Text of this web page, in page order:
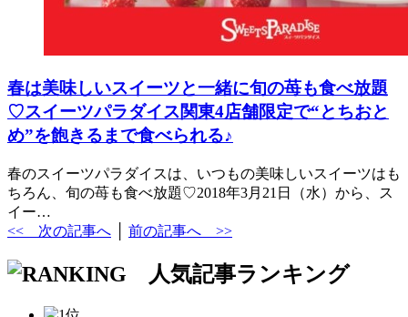
春は美味しいスイーツと一緒に旬の苺も食べ放題
♡スイーツパラダイス関東4店舗限定で“とちおと
め”を飽きるまで食べられる♪
春のスイーツパラダイスは、いつもの美味しいスイーツはも
ちろん、旬の苺も食べ放題♡2018年3月21日（水）から、ス
イー…
<< 次の記事へ
前の記事へ >>